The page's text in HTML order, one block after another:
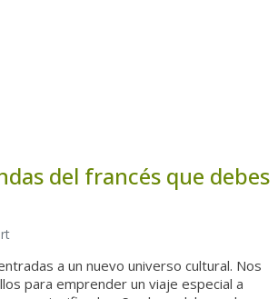
del francés que debes
a un nuevo universo cultural. Nos
para emprender un viaje especial a